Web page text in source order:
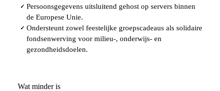
✓ Persoonsgegevens uitsluitend gehost op servers binnen
de Europese Unie.
✓ Ondersteunt zowel feestelijke groepscadeaus als solidaire
fondsenwerving voor milieu-, onderwijs- en
gezondheidsdoelen.
Wat minder is